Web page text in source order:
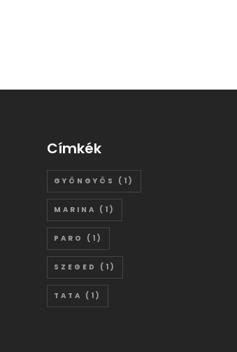
Címkék
GYÖNGYÖS (1)
MARINA (1)
PARO (1)
SZEGED (1)
TATA (1)